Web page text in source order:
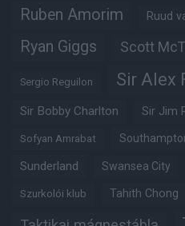
Ruben Amorim Ruud
Ryan Giggs Scott
Sergio Reguilon Sir Alex
Sir Bobby Charlton Sir Jim
Sofyan Amrabat
Sunderland Swansea City
Szurkolói klub Tahith Chong